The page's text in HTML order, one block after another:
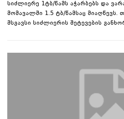
სიძლიერე 1ტბ/წამს აჭარბებს და
მომავალში 1.5 ტბ/წამსაც მიაღწევს.
მსგავსი სიძლიერის შეტევების